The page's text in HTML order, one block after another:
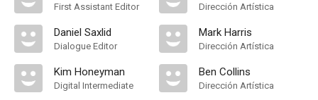
First Assistant Editor
Daniel Saxlid
Dialogue Editor
Kim Honeyman
Digital Intermediate
Dirección Artística
Mark Harris
Dirección Artística
Ben Collins
Dirección Artística